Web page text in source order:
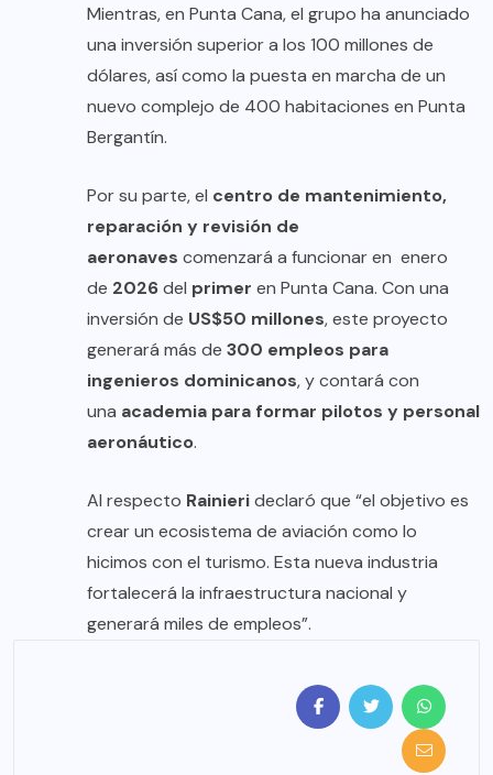
Mientras, en Punta Cana, el grupo ha anunciado
una inversión superior a los 100 millones de
dólares, así como la puesta en marcha de un
nuevo complejo de 400 habitaciones en Punta
Bergantín.
Por su parte, el centro de mantenimiento,
reparación y revisión de
aeronaves comenzará a funcionar en enero
de 2026del primer en Punta Cana. Con una
inversión de US$50 millones, este proyecto
generará más de 300 empleos para
ingenieros dominicanos, y contará con
una academia para formar pilotos y personal
aeronáutico.
Al respecto Rainierideclaró que “el objetivo es
crear un ecosistema de aviación como lo
hicimos con el turismo. Esta nueva industria
fortalecerá la infraestructura nacional y
generará miles de empleos”.